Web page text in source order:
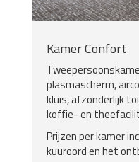
Kamer Confort
plasmascherm,
kluis, afzonderlijk
koffie- en
Prijzen per kamer
kuuroord en het